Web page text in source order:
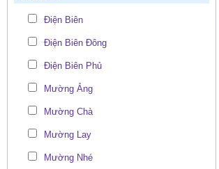
Điện Biên
Điện Biên Đông
Điện Biên Phủ
Mường Ảng
Mường Chà
Mường Lay
Mường Nhé